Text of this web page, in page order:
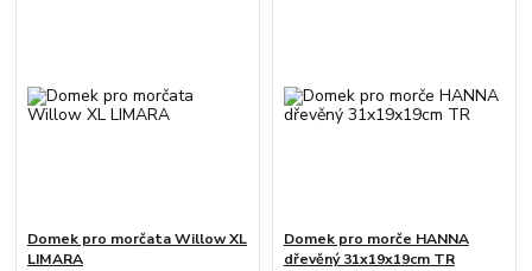
Domek pro morčata Willow XL
LIMARA
Domek pro morče HANNA
dřevěný 31x19x19cm TR